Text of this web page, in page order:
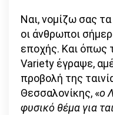
Ναι, νομίζω σας
οι άνθρωποι
εποχής. Και όπως
Variety έγραψε,
προβολή της
Θεσσαλονίκης, «ο
φυσικό θέμα για